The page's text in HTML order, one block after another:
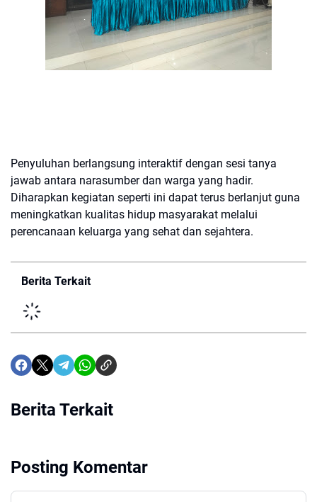
Penyuluhan berlangsung interaktif dengan sesi tanya
jawab antara narasumber dan warga yang hadir.
Diharapkan kegiatan seperti ini dapat terus berlanjut guna
meningkatkan kualitas hidup masyarakat melalui
perencanaan keluarga yang sehat dan sejahtera.
Berita Terkait
Berita Terkait
Posting Komentar